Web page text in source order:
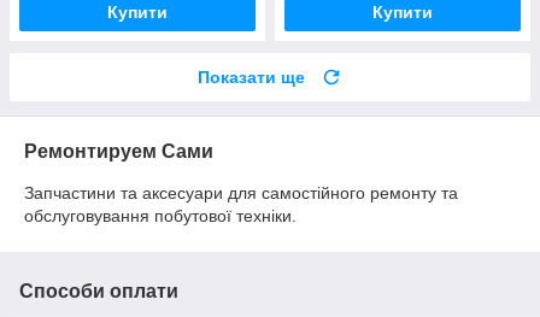
Купити Купити
Показати ще
Ремонтируем Сами
Запчастини та аксесуари для самостійного ремонту та
обслуговування побутової техніки.
Способи оплати